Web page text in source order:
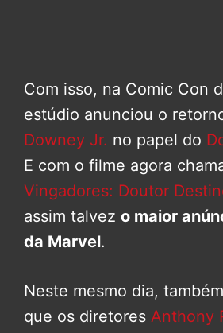
Com isso, na Comic Con
estúdio anunciou o
Downey Jr. no papel do
E com o filme agora
Vingadores: Doutor
assim talvez o maior
da Marvel.
Neste mesmo dia,
que os diretores Anthony